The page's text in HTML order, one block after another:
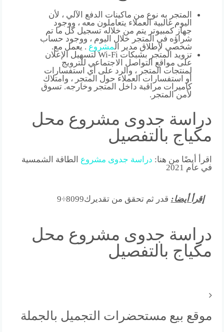
المتجر به نوع من ماكينات الدفع الآلي ، لأن
اليوم غالبية العملاء يتعاملون معه ، ووجود
جهاز كمبيوتر يتم من خلاله تسجيل كل ما تم
شراؤه في المتجر خلال اليوم ، ووجود حساب
شخصي لإطلاق مدير المشروع . يعمل مع.
تزويد المتجر بشبكات Wi-Fi لتسهيل الإعلان
على مواقع التواصل الاجتماعي للترويج
لمنتجات المتجر ، والرد على أي استفسارات
أو استفسارات العملاء حول المتجر ، وامتلاك
كاميرات مراقبة داخل المتجر وخارجه. تسوق
لأمن المتجر.
دراسة جدوى مشروع محل
مكياج بالتفصيل
اقرأ أيضًا من هنا: دراسة جدوى مشروع الطاقة الشمسية
في عام 2021
إقرأ أيضا: قدر ثم تحقق من تقديرك8099÷9
دراسة جدوى مشروع محل
مكياج بالتفصيل
موقع بيع مستحضرات التجميل بالجملة